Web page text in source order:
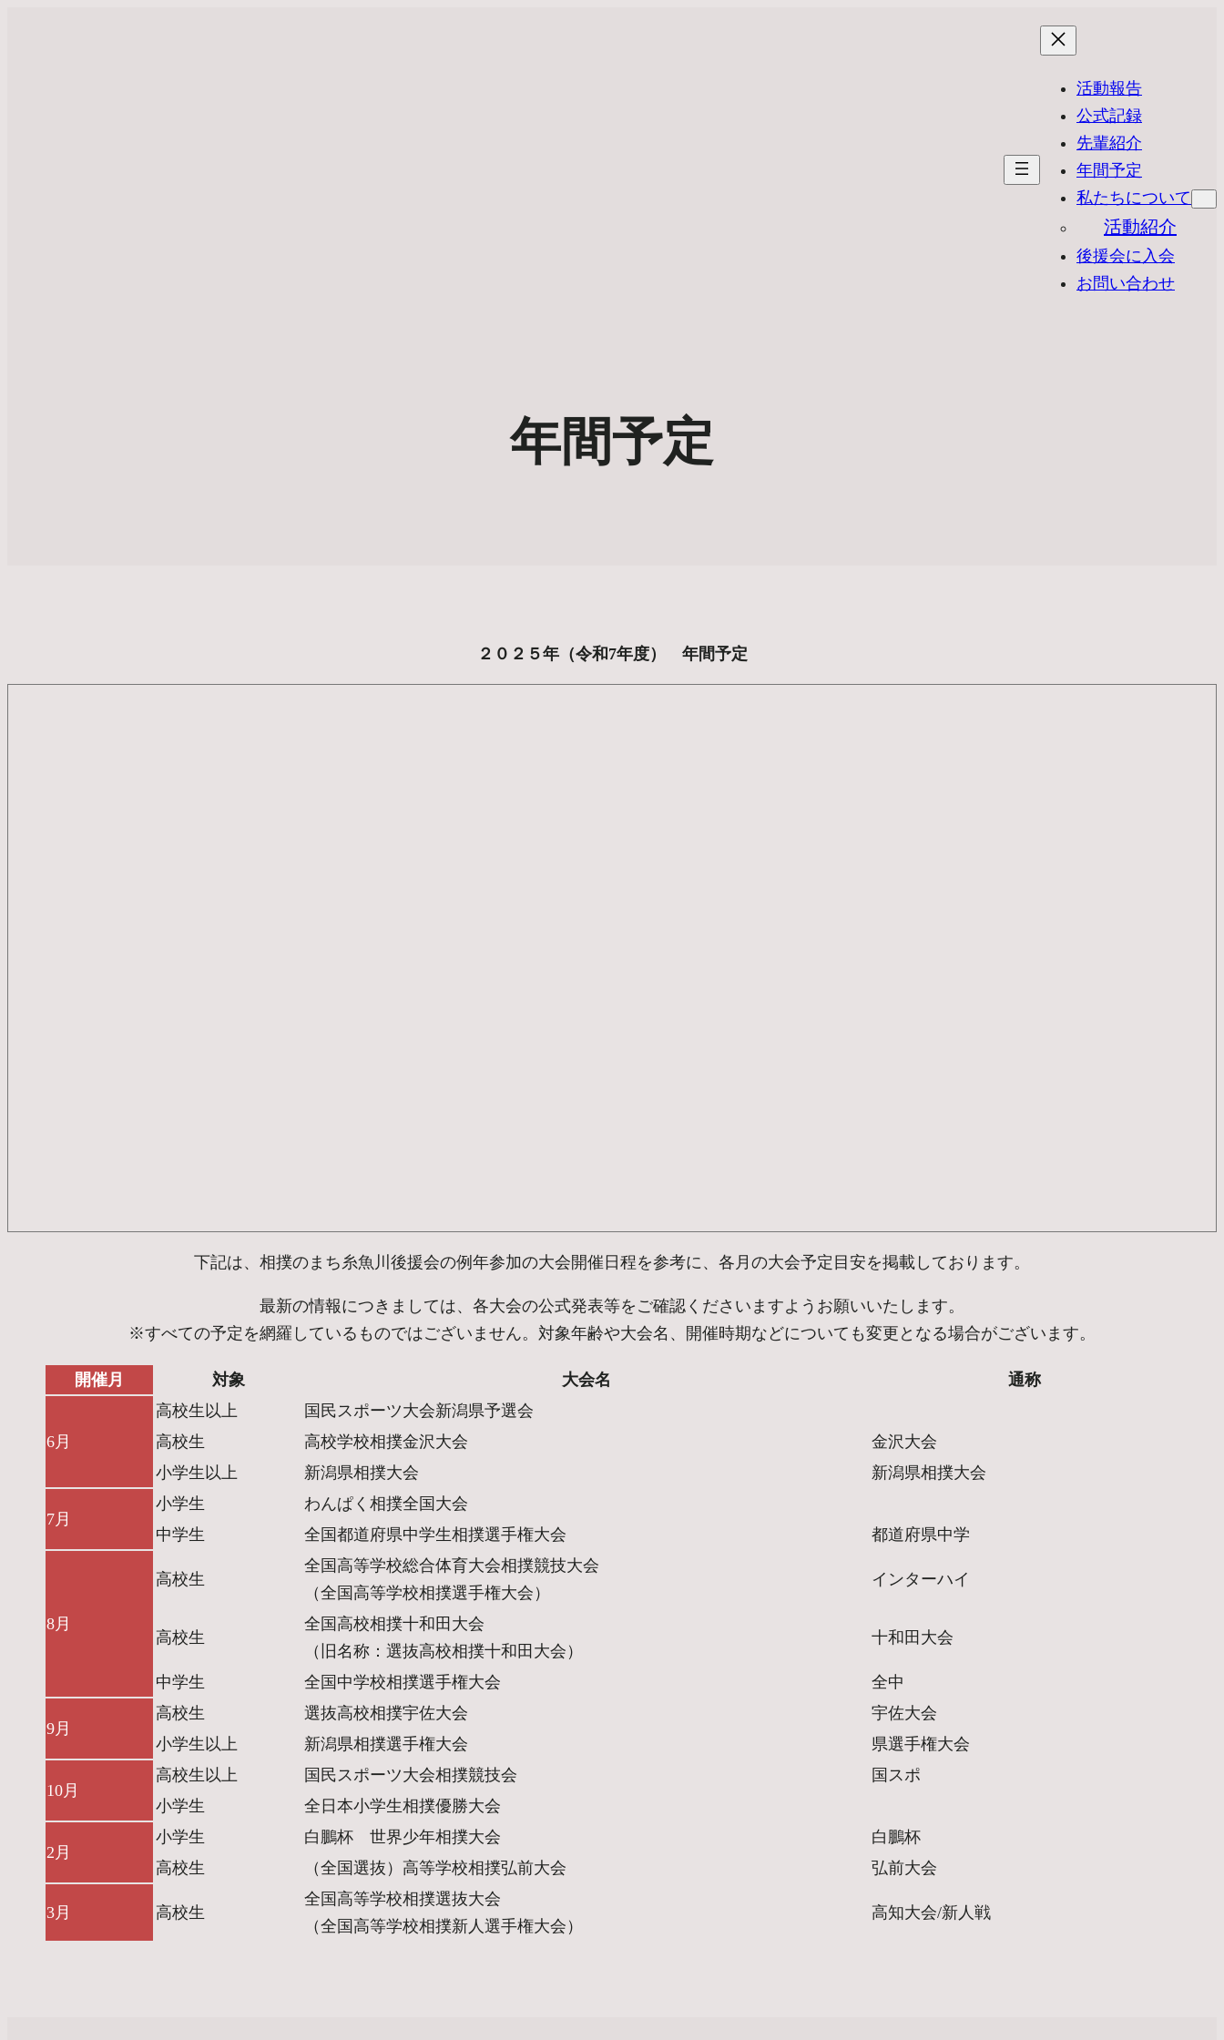
活動報告
公式記録
先輩紹介
年間予定
私たちについて
活動紹介
後援会に入会
お問い合わせ
年間予定
２０２５年（令和7年度） 年間予定
下記は、相撲のまち糸魚川後援会の例年参加の大会開催日程を参考に、各月の大会予定目安を掲載しております。
最新の情報につきましては、各大会の公式発表等をご確認くださいますようお願いいたします。
※すべての予定を網羅しているものではございません。対象年齢や大会名、開催時期などについても変更となる場合がございます。
開催月 対象 大会名 通称
6月
高校生以上
国民スポーツ大会新潟県予選会
高校生
高校学校相撲金沢大会
金沢大会
小学生以上
新潟県相撲大会 新潟県相撲大会
7月
小学生
わんぱく相撲全国大会
中学生
全国都道府県中学生相撲選手権大会 都道府県中学
8月
高校生
全国高等学校総合体育大会相撲競技大会
（全国高等学校相撲選手権大会）
インターハイ
高校生
全国高校相撲十和田大会
（旧名称：選抜高校相撲十和田大会）
十和田大会
中学生 全国中学校相撲選手権大会 全中
9月
高校生 選抜高校相撲宇佐大会
宇佐大会
小学生以上
新潟県相撲選手権大会 県選手権大会
10月
高校生以上 国民スポーツ大会相撲競技会
国スポ
小学生
全日本小学生相撲優勝大会
2月
小学生 白鵬杯 世界少年相撲大会
白鵬杯
高校生
（全国選抜）高等学校相撲弘前大会 弘前大会
3月 高校生
全国高等学校相撲選抜大会
（全国高等学校相撲新人選手権大会）
高知大会/新人戦